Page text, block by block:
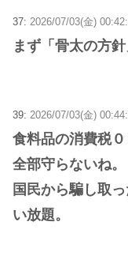
37: 2026/07/03(金)
まず「骨太の方
39: 2026/07/03(金)
食料品の消費税
全部守らないね。
国民から騙し取
い放題。